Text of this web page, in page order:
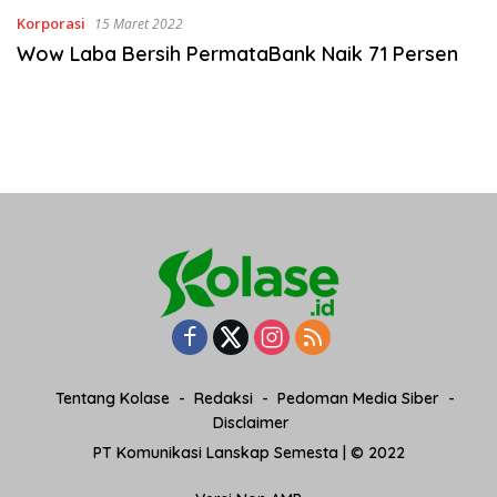
Korporasi 15 Maret 2022
Wow Laba Bersih PermataBank Naik 71 Persen
Tentang Kolase Redaksi
Pedoman Media Siber
Disclaimer
PT Komunikasi Lanskap Semesta | © 2022